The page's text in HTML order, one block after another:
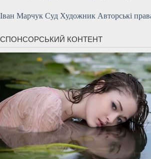
Іван Марчук Суд Художник Авторські